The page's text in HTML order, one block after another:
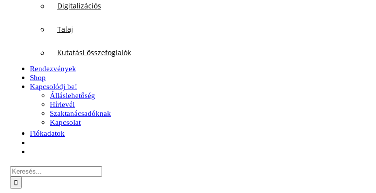
Digitalizációs
Talaj
Kutatási összefoglalók
Rendezvények
Shop
Kapcsolódj be!
Álláslehetőség
Hírlevél
Szaktanácsadóknak
Kapcsolat
Fiókadatok
Keresés...